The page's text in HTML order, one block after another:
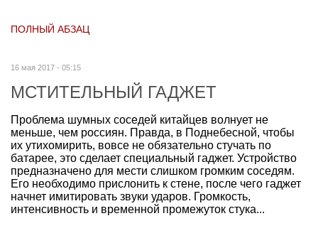
ПОЛНЫЙ АБЗАЦ
16 мая 2017 - 05:15
МСТИТЕЛЬНЫЙ ГАДЖЕТ
Проблема шумных соседей китайцев волнует не
меньше, чем россиян. Правда, в Поднебесной, чтобы
их утихомирить, вовсе не обязательно стучать по
батарее, это сделает специальный гаджет. Устройство
предназначено для мести слишком громким соседям.
Его необходимо прислонить к стене, после чего гаджет
начнет имитировать звуки ударов. Громкость,
интенсивность и временной промежуток стука...